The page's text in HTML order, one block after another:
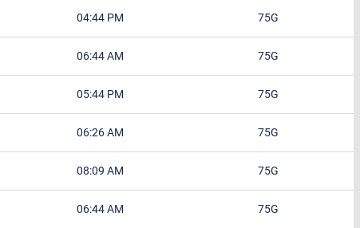
04:44 PM 75G
06:44 AM 75G
05:44 PM 75G
06:26 AM 75G
08:09 AM 75G
06:44 AM 75G